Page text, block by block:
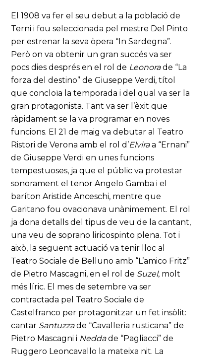
El 1908 va fer el seu debut a la població de
Terni i fou seleccionada pel mestre Del Pinto
per estrenar la seva òpera “In Sardegna”.
Però on va obtenir un gran succés va ser
pocs dies després en el rol de Leonorade “La
forza del destino” de Giuseppe Verdi, títol
que concloïa la temporada i del qual va ser la
gran protagonista. Tant va ser l’èxit que
ràpidament se la va programar en noves
funcions. El 21 de maig va debutar al Teatro
Ristori de Verona amb el rol d’Elviraa “Ernani”
de Giuseppe Verdi en unes funcions
tempestuoses, ja que el públic va protestar
sonorament el tenor Angelo Gamba i el
baríton Aristide Anceschi, mentre que
Garitano fou ovacionava unànimement. El rol
ja dona detalls del tipus de veu de la cantant,
una veu de soprano liricospinto plena. Tot i
això, la següent actuació va tenir lloc al
Teatro Sociale de Belluno amb “L’amico Fritz”
de Pietro Mascagni, en el rol de Suzel, molt
més líric. El mes de setembre va ser
contractada pel Teatro Sociale de
Castelfranco per protagonitzar un fet insòlit:
cantar Santuzzade “Cavalleria rusticana” de
Pietro Mascagni i Neddade “Pagliacci” de
Ruggero Leoncavallo la mateixa nit. La